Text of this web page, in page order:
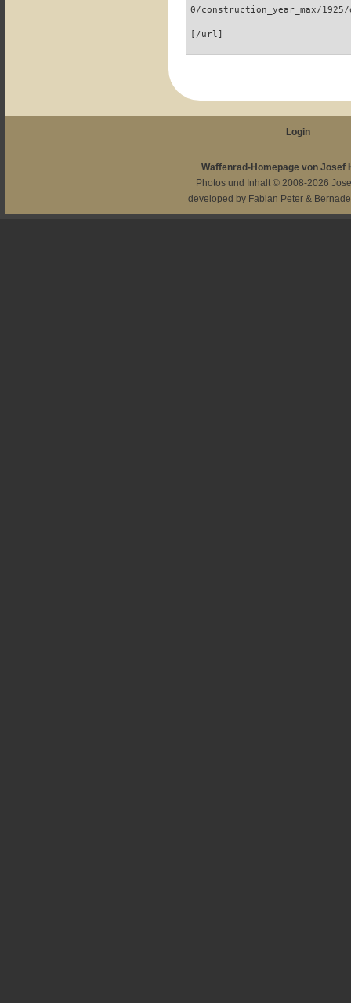
0/construction_year_max/
[/url]
Login
Waffenrad-Homepage von Josef
Photos und Inhalt © 2008-2026
developed by Fabian Peter &